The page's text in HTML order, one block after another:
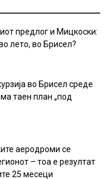
предлог и Мицкоски:
лето, во Брисел?
во Брисел среде
таен план „под
аеродроми се
– тоа е резултат
25 месеци